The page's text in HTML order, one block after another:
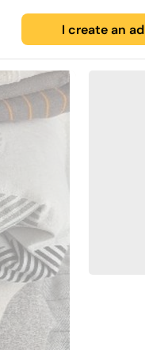
I create an ad